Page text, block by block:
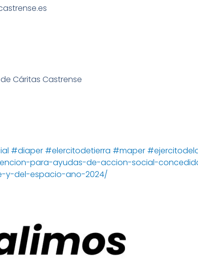
Cáritas Castrense
#diaper #elercitodetierra #maper
para-ayudas-de-accion-social-
y-del-espacio-ano-2024/